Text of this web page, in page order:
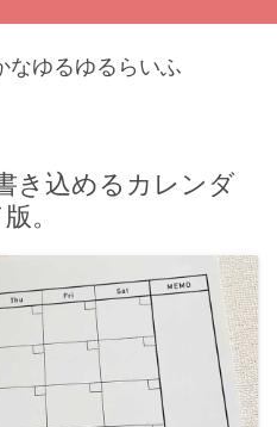
なゆるゆるらいふ
き込めるカレンダ
。